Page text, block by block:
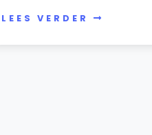
LEES VERDER